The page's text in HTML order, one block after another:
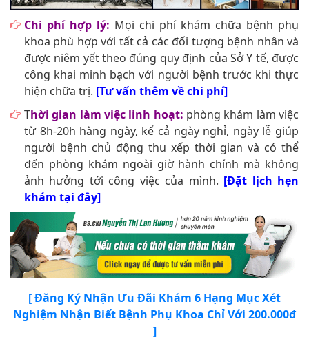
Chi phí hợp lý: Mọi chi phí khám chữa bệnh phụ
khoa phù hợp với tất cả các đối tượng bệnh nhân và
được niêm yết theo đúng quy định của Sở Y tế, được
công khai minh bạch với người bệnh trước khi thực
hiện chữa trị. [Tư vấn thêm về chi phí]
Thời gian làm việc linh hoạt: phòng khám làm việc
từ 8h-20h hàng ngày, kể cả ngày nghỉ, ngày lễ giúp
người bệnh chủ động thu xếp thời gian và có thể
đến phòng khám ngoài giờ hành chính mà không
ảnh hưởng tới công việc của mình. [Đặt lịch hẹn
khám tại đây]
[ Đăng Ký Nhận Ưu Đãi Khám 6 Hạng Mục Xét
Nghiệm Nhận Biết Bệnh Phụ Khoa Chỉ Với 200.000đ
]